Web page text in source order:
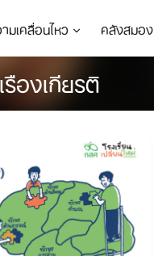
มเคลื่อนไหว คลังสมอง
องเกียรติ